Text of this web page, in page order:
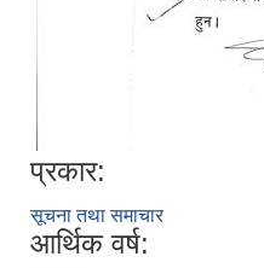
प्रकार:
सूचना तथा समाचार
आर्थिक वर्ष: